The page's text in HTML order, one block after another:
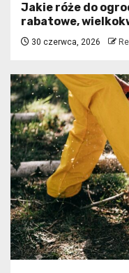
Jakie róże do
rabatowe,
30 czerwca, 2026